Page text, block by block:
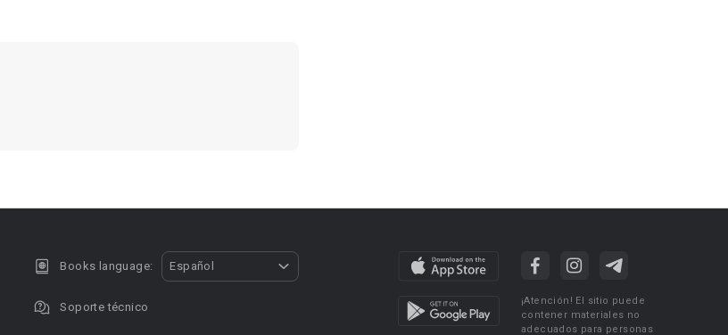
Books language: Español
Soporte técnico
¡Atención! El sitio puede
contener materiales no
adecuados para personas